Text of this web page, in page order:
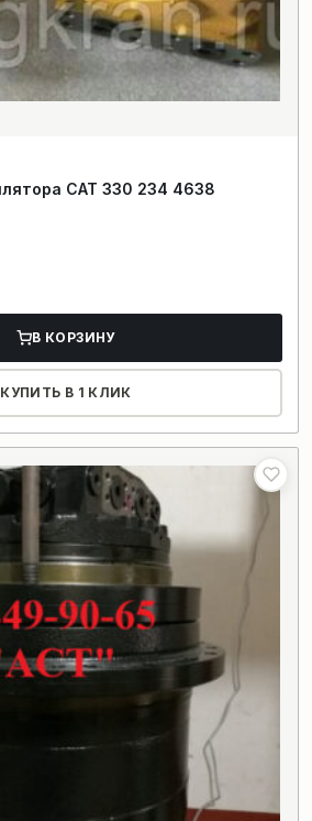
Гидромотор вентилятора CAT 330 234 4638
В КОРЗИНУ
КУПИТЬ В 1 КЛИК